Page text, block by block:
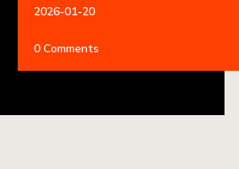
2026-01-20
0 Comments